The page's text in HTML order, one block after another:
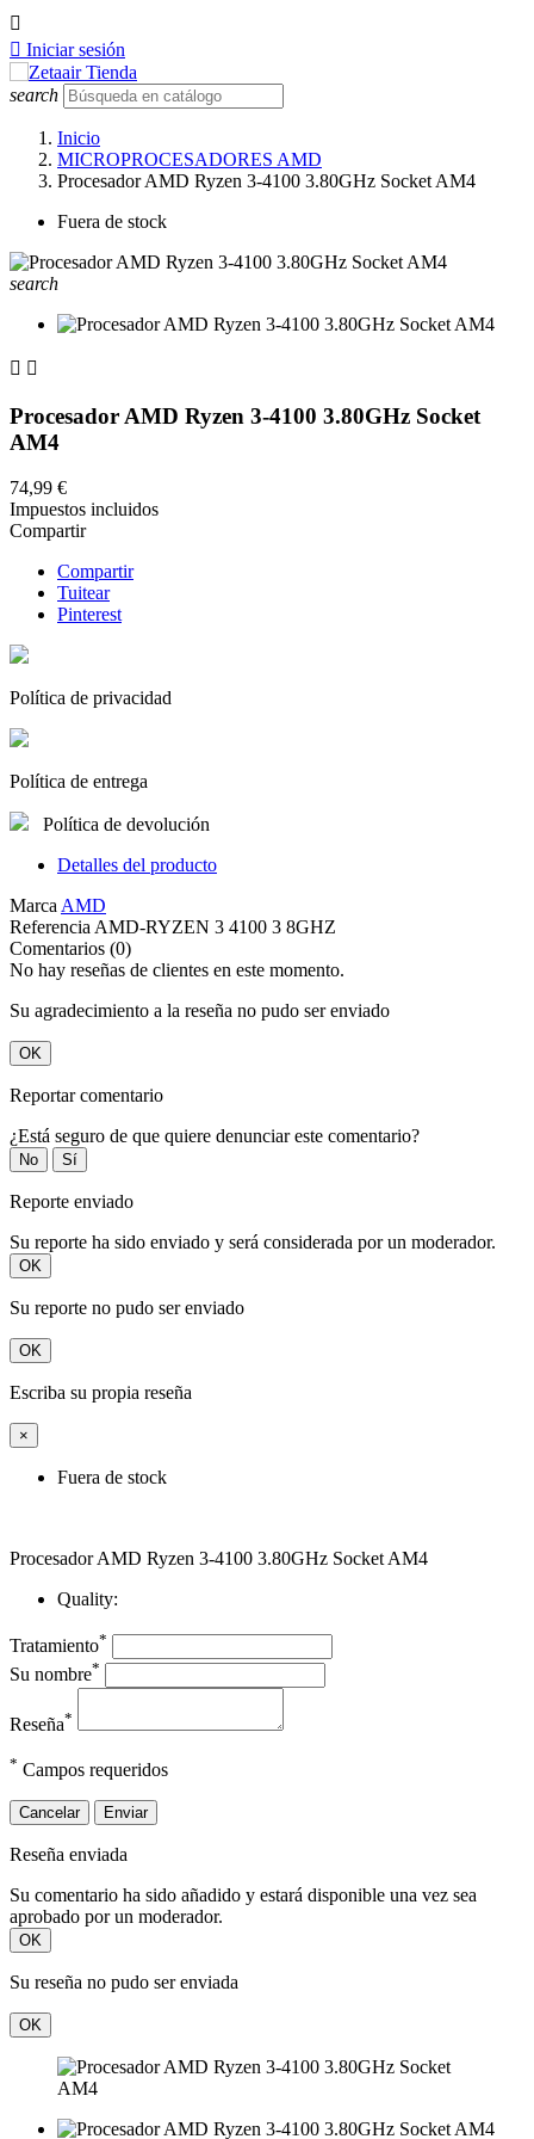

 Iniciar sesión
search
Inicio
MICROPROCESADORES AMD
Procesador AMD Ryzen 3-4100 3.80GHz Socket AM4
Fuera de stock
search
 
Procesador AMD Ryzen 3-4100 3.80GHz Socket
AM4
74,99 €
Impuestos incluidos
Compartir
Compartir
Tuitear
Pinterest
Política de privacidad
Política de entrega
Política de devolución
Detalles del producto
MarcaAMD
ReferenciaAMD-RYZEN 3 4100 3 8GHZ
Comentarios (0)
No hay reseñas de clientes en este momento.
Su agradecimiento a la reseña no pudo ser enviado
OK
Reportar comentario
¿Está seguro de que quiere denunciar este comentario?
No Sí
Reporte enviado
Su reporte ha sido enviado y será considerada por un moderador.
OK
Su reporte no pudo ser enviado
OK
Escriba su propia reseña
×
Fuera de stock
Procesador AMD Ryzen 3-4100 3.80GHz Socket AM4
Quality:
Tratamiento*
Su nombre*
Reseña*
* Campos requeridos
Cancelar Enviar
Reseña enviada
Su comentario ha sido añadido y estará disponible una vez sea
aprobado por un moderador.
OK
Su reseña no pudo ser enviada
OK